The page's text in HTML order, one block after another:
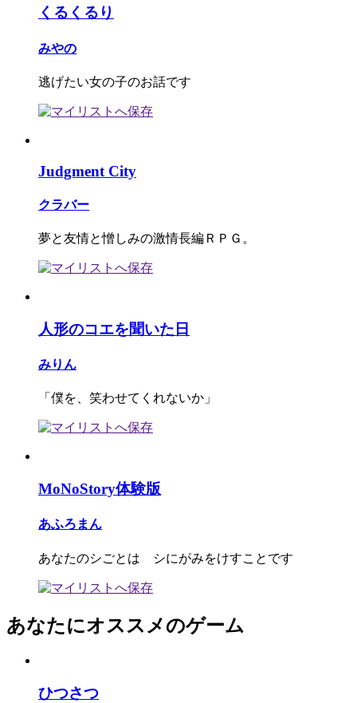
くるくるり
みやの
逃げたい女の子のお話です
Judgment City
クラバー
夢と友情と憎しみの激情長編ＲＰＧ。
人形のコエを聞いた日
みりん
「僕を、笑わせてくれないか」
MoNoStory体験版
あふろまん
あなたのシごとは シにがみをけすことです
あなたにオススメのゲーム
ひつさつ